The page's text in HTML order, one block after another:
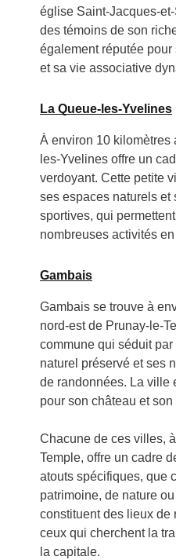
église Saint-Jacques-
des témoins de son
également réputée pour
et sa vie associative
La Queue-les-Yvelines
À environ 10 kilomètres
les-Yvelines offre un
verdoyant. Cette petite
ses espaces naturels et
sportives, qui
nombreuses activités
Gambais
Gambais se trouve à
nord-est de Prunay-le-
commune qui séduit
naturel préservé et ses
de randonnées. La ville
pour son château et
Chacune de ces villes,
Temple, offre un cadre
atouts spécifiques, que
patrimoine, de nature
constituent des lieux de
ceux qui cherchent la
la capitale.